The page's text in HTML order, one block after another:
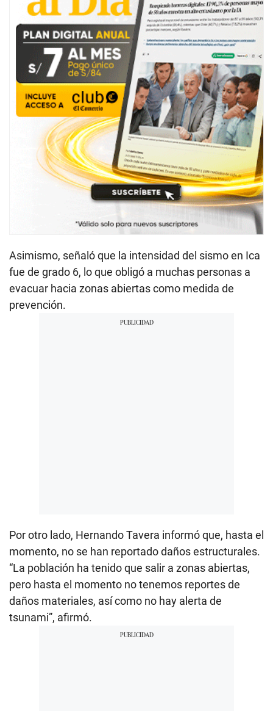
Asimismo, señaló que la intensidad del sismo en Ica
fue de grado 6, lo que obligó a muchas personas a
evacuar hacia zonas abiertas como medida de
prevención.
Por otro lado, Hernando Tavera informó que, hasta el
momento, no se han reportado daños estructurales.
“La población ha tenido que salir a zonas abiertas,
pero hasta el momento no tenemos reportes de
daños materiales, así como no hay alerta de
tsunami”, afirmó.